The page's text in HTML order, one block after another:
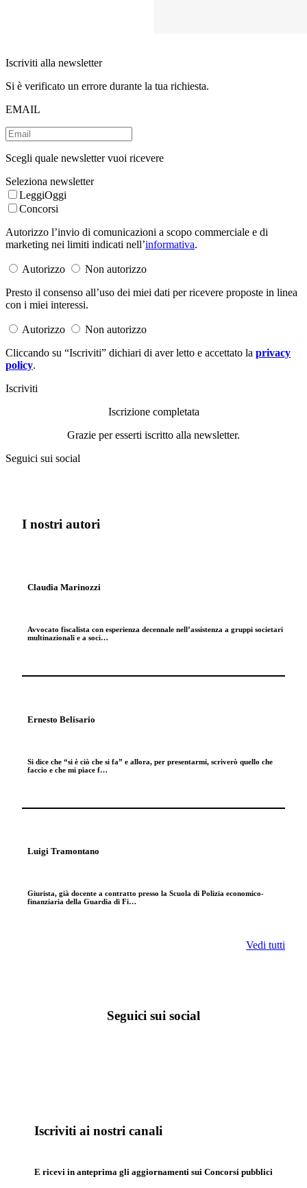
Iscriviti alla newsletter
Si è verificato un errore durante la tua richiesta.
EMAIL
Scegli quale newsletter vuoi ricevere
Seleziona newsletter
LeggiOggi
Concorsi
Autorizzo l’invio di comunicazioni a scopo commerciale e di
marketing nei limiti indicati nell’informativa.
Autorizzo
Non autorizzo
Presto il consenso all’uso dei miei dati per ricevere proposte in linea
con i miei interessi.
Autorizzo
Non autorizzo
Cliccando su “Iscriviti” dichiari di aver letto e accettato la privacy
policy.
Iscriviti
Iscrizione completata
Grazie per esserti iscritto alla newsletter.
Seguici sui social
I nostri autori
Claudia Marinozzi
Avvocato fiscalista con esperienza decennale nell’assistenza a gruppi societari
multinazionali e a soci…
Ernesto Belisario
Si dice che “si è ciò che si fa” e allora, per presentarmi, scriverò quello che
faccio e che mi piace f…
Luigi Tramontano
Giurista, già docente a contratto presso la Scuola di Polizia economico-
finanziaria della Guardia di Fi…
Vedi tutti
Seguici sui social
Iscriviti ai nostri canali
E ricevi in anteprima gli aggiornamenti sui Concorsi pubblici